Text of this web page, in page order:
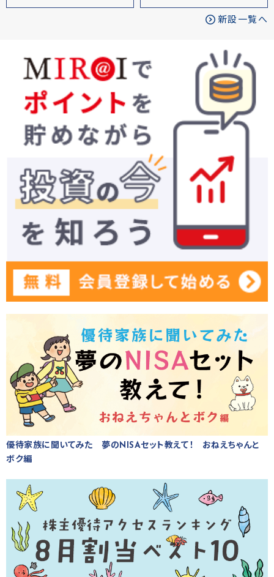
新設一覧へ
優待家族に聞いてみた 夢のNISAセット教えて！ おねえちゃんと
ボク編